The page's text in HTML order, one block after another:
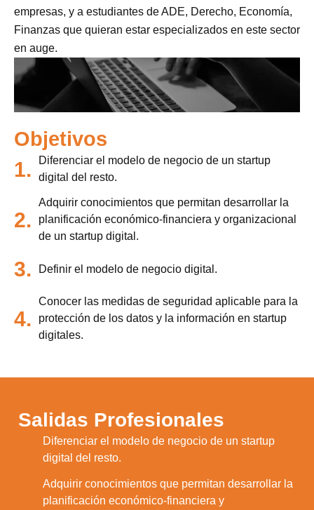
empresas, y a estudiantes de ADE, Derecho, Economía,
Finanzas que quieran estar especializados en este sector
en auge.
Objetivos
1.
Diferenciar el modelo de negocio de un startup
digital del resto.
2.
Adquirir conocimientos que permitan desarrollar la
planificación económico-financiera y organizacional
de un startup digital.
3. Definir el modelo de negocio digital.
4.
Conocer las medidas de seguridad aplicable para la
protección de los datos y la información en startup
digitales.
Salidas Profesionales
Diferenciar el modelo de negocio de un startup
digital del resto.
Adquirir conocimientos que permitan desarrollar la
planificación económico-financiera y